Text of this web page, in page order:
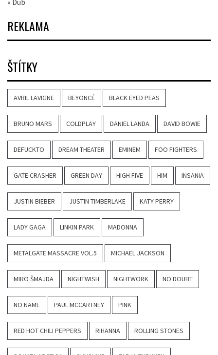
« Dub
REKLAMA
ŠTÍTKY
AVRIL LAVIGNE BEYONCÉ BLACK EYED PEAS
BRUNO MARS COLDPLAY DANIEL LANDA DAVID BOWIE
DEFUCKTO DREAM THEATER EMINEM FOO FIGHTERS
GATE CRASHER GREEN DAY HIGH FIVE HIM INSANIA
JUSTIN BIEBER JUSTIN TIMBERLAKE KATY PERRY
LADY GAGA LINKIN PARK MADONNA
METALGATE MASSACRE VOL.5 MICHAEL JACKSON
MIRO ŠMAJDA NIGHTWISH NIGHTWORK NO DOUBT
NO NAME PAUL MCCARTNEY PINK
RED HOT CHILI PEPPERS RIHANNA ROLLING STONES